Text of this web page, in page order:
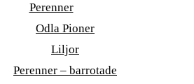
Perenner
Odla Pioner
Liljor
Perenner – barrotade